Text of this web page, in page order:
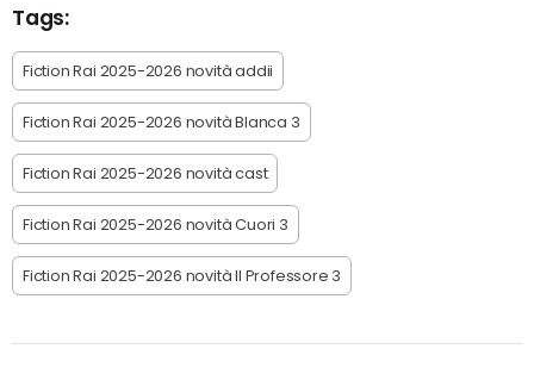
Tags:
Fiction Rai 2025-2026 novità addii
Fiction Rai 2025-2026 novità Blanca 3
Fiction Rai 2025-2026 novità cast
Fiction Rai 2025-2026 novità Cuori 3
Fiction Rai 2025-2026 novità Il Professore 3